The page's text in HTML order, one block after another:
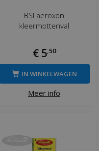
BSI aeroxon
kleermottenval
€ 5 50
Meer info
IN WINKELWAGEN